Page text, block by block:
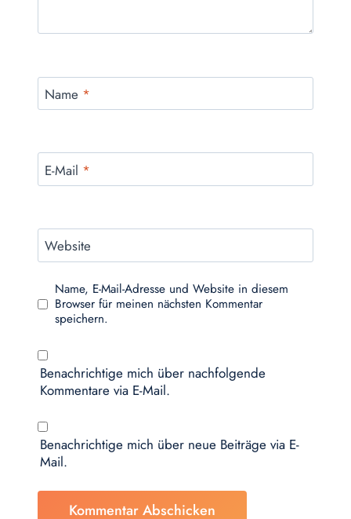
Name *
E-Mail *
Website
Name, E-Mail-Adresse und Website in diesem
Browser für meinen nächsten Kommentar
speichern.
Benachrichtige mich über nachfolgende
Kommentare via E-Mail.
Benachrichtige mich über neue Beiträge via E-
Mail.